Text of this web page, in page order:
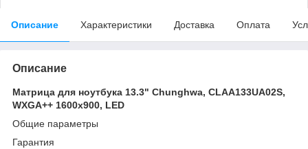
Описание Характеристики Доставка Оплата
Описание
Матрица для ноутбука 13.3" Chunghwa, CLAA133UA02S,
WXGA++ 1600х900, LED
Общие параметры
Гарантия